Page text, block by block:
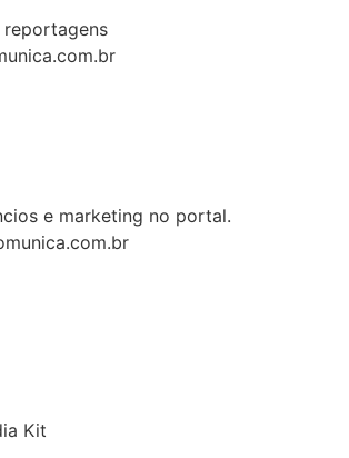
reportagens
e marketing no portal.
Kit